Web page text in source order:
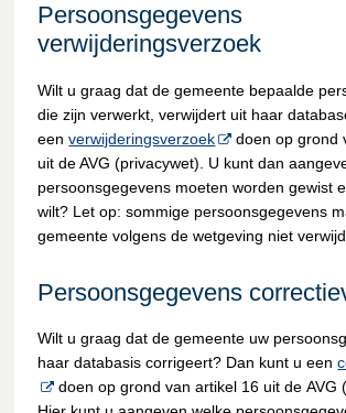
Persoonsgegevens
verwijderingsverzoek
Wilt u graag dat de gemeente bepaalde
die zijn verwerkt, verwijdert uit haar
eenverwijderingsverzoek
doen op grond
uit de AVG (privacywet). U kunt dan
persoonsgegevens moeten worden gewist
wilt? Let op: sommige persoonsgegevens
gemeente volgens de wetgeving niet
Persoonsgegevens
Wilt u graag dat de gemeente uw
haar databasis corrigeert? Dan kunt u een
doen op grond van artikel 16 uit de AVG